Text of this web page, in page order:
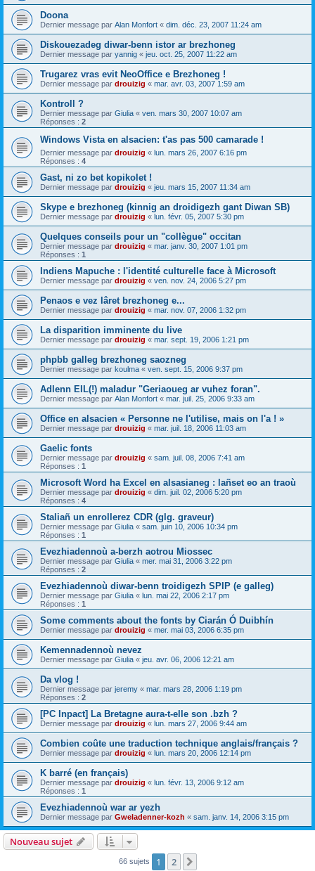
Doona
Dernier message par Alan Monfort « dim. déc. 23, 2007 11:24 am
Diskouezadeg diwar-benn istor ar brezhoneg
Dernier message par yannig « jeu. oct. 25, 2007 11:22 am
Trugarez vras evit NeoOffice e Brezhoneg !
Dernier message par drouizig « mar. avr. 03, 2007 1:59 am
Kontroll ?
Dernier message par Giulia « ven. mars 30, 2007 10:07 am
Réponses : 2
Windows Vista en alsacien: t'as pas 500 camarade !
Dernier message par drouizig « lun. mars 26, 2007 6:16 pm
Réponses : 4
Gast, ni zo bet kopikolet !
Dernier message par drouizig « jeu. mars 15, 2007 11:34 am
Skype e brezhoneg (kinnig an droidigezh gant Diwan SB)
Dernier message par drouizig « lun. févr. 05, 2007 5:30 pm
Quelques conseils pour un "collègue" occitan
Dernier message par drouizig « mar. janv. 30, 2007 1:01 pm
Réponses : 1
Indiens Mapuche : l'identité culturelle face à Microsoft
Dernier message par drouizig « ven. nov. 24, 2006 5:27 pm
Penaos e vez lâret brezhoneg e...
Dernier message par drouizig « mar. nov. 07, 2006 1:32 pm
La disparition imminente du live
Dernier message par drouizig « mar. sept. 19, 2006 1:21 pm
phpbb galleg brezhoneg saozneg
Dernier message par koulma « ven. sept. 15, 2006 9:37 pm
Adlenn EIL(!) maladur "Geriaoueg ar vuhez foran".
Dernier message par Alan Monfort « mar. juil. 25, 2006 9:33 am
Office en alsacien « Personne ne l'utilise, mais on l'a ! »
Dernier message par drouizig « mar. juil. 18, 2006 11:03 am
Gaelic fonts
Dernier message par drouizig « sam. juil. 08, 2006 7:41 am
Réponses : 1
Microsoft Word ha Excel en alsasianeg : lañset eo an traoù
Dernier message par drouizig « dim. juil. 02, 2006 5:20 pm
Réponses : 4
Staliañ un enrollerez CDR (glg. graveur)
Dernier message par Giulia « sam. juin 10, 2006 10:34 pm
Réponses : 1
Evezhiadennoù a-berzh aotrou Miossec
Dernier message par Giulia « mer. mai 31, 2006 3:22 pm
Réponses : 2
Evezhiadennoù diwar-benn troidigezh SPIP (e galleg)
Dernier message par Giulia « lun. mai 22, 2006 2:17 pm
Réponses : 1
Some comments about the fonts by Ciarán Ó Duibhín
Dernier message par drouizig « mer. mai 03, 2006 6:35 pm
Kemennadennoù nevez
Dernier message par Giulia « jeu. avr. 06, 2006 12:21 am
Da vlog !
Dernier message par jeremy « mar. mars 28, 2006 1:19 pm
Réponses : 2
[PC Inpact] La Bretagne aura-t-elle son .bzh ?
Dernier message par drouizig « lun. mars 27, 2006 9:44 am
Combien coûte une traduction technique anglais/français ?
Dernier message par drouizig « lun. mars 20, 2006 12:14 pm
K barré (en français)
Dernier message par drouizig « lun. févr. 13, 2006 9:12 am
Réponses : 1
Evezhiadennoù war ar yezh
Dernier message par Gweladenner-kozh « sam. janv. 14, 2006 3:15 pm
Nouveau sujet
66 sujets 1 2